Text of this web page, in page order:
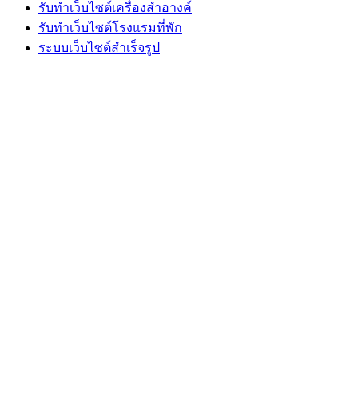
รับทำเว็บไซต์เครื่องสำอางค์
รับทำเว็บไซต์โรงแรมที่พัก
ระบบเว็บไซต์สำเร็จรูป